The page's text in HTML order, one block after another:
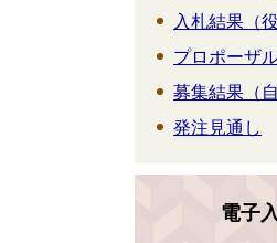
入札結果（
プロポーザ
募集結果（
発注見通し
電子